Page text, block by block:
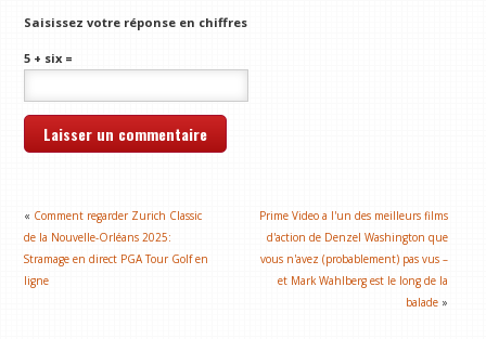
Saisissez votre réponse en chiffres
5 + six =
« Comment regarder Zurich Classic
de la Nouvelle-Orléans 2025:
Stramage en direct PGA Tour Golf en
ligne
Prime Video a l'un des meilleurs films
d'action de Denzel Washington que
vous n'avez (probablement) pas vus –
et Mark Wahlberg est le long de la
balade »